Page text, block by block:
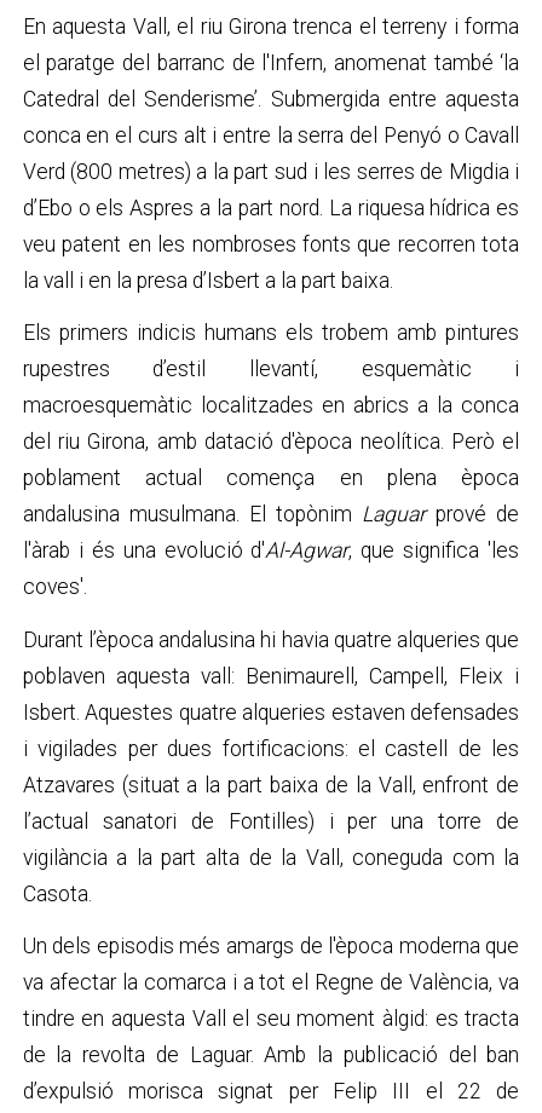
En aquesta Vall, el riu Girona trenca el terreny i forma
el paratge del barranc de l'Infern, anomenat també ‘la
Catedral del Senderisme’. Submergida entre aquesta
conca en el curs alt i entre la serra del Penyó o Cavall
Verd (800 metres) a la part sud i les serres de Migdia i
d’Ebo o els Aspres a la part nord. La riquesa hídrica es
veu patent en les nombroses fonts que recorren tota
la vall i en la presa d’Isbert a la part baixa.
Els primers indicis humans els trobem amb pintures
rupestres d’estil llevantí, esquemàtic i
macroesquemàtic localitzades en abrics a la conca
del riu Girona, amb datació d'època neolítica. Però el
poblament actual comença en plena època
andalusina musulmana. El topònim Laguarprové de
l'àrab i és una evolució d'Al-Agwar, que significa 'les
coves'.
Durant l’època andalusina hi havia quatre alqueries que
poblaven aquesta vall: Benimaurell, Campell, Fleix i
Isbert. Aquestes quatre alqueries estaven defensades
i vigilades per dues fortificacions: el castell de les
Atzavares (situat a la part baixa de la Vall, enfront de
l’actual sanatori de Fontilles) i per una torre de
vigilància a la part alta de la Vall, coneguda com la
Casota.
Un dels episodis més amargs de l'època moderna que
va afectar la comarca i a tot el Regne de València, va
tindre en aquesta Vall el seu moment àlgid: es tracta
de la revolta de Laguar. Amb la publicació del ban
d’expulsió morisca signat per Felip III el 22 de